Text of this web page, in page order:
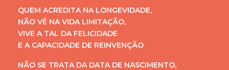
QUEM ACREDITA NA LONGEVIDADE,
NÃO VÊ NA VIDA LIMITAÇÃO,
VIVE A TAL DA FELICIDADE
E A CAPACIDADE DE REINVENÇÃO
NÃO SE TRATA DA DATA DE NASCIMENTO,